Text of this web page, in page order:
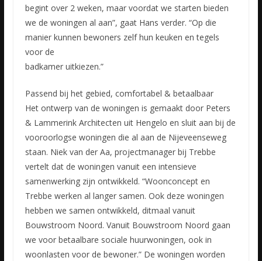
begint over 2 weken, maar voordat we starten bieden
we de woningen al aan”, gaat Hans verder. “Op die
manier kunnen bewoners zelf hun keuken en tegels
voor de
badkamer uitkiezen.”
Passend bij het gebied, comfortabel & betaalbaar
Het ontwerp van de woningen is gemaakt door Peters
& Lammerink Architecten uit Hengelo en sluit aan bij de
vooroorlogse woningen die al aan de Nijeveenseweg
staan. Niek van der Aa, projectmanager bij Trebbe
vertelt dat de woningen vanuit een intensieve
samenwerking zijn ontwikkeld. “Woonconcept en
Trebbe werken al langer samen. Ook deze woningen
hebben we samen ontwikkeld, ditmaal vanuit
Bouwstroom Noord. Vanuit Bouwstroom Noord gaan
we voor betaalbare sociale huurwoningen, ook in
woonlasten voor de bewoner.” De woningen worden